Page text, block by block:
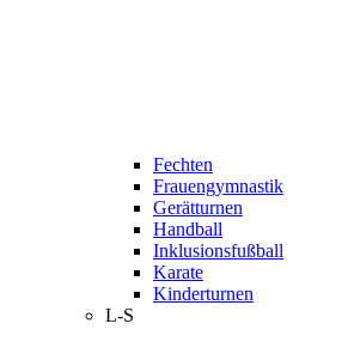
Fechten
Frauengymnastik
Gerätturnen
Handball
Inklusionsfußball
Karate
Kinderturnen
L-S